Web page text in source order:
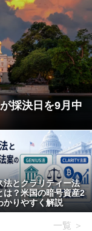
採決日を9月中
法とクラリティー法
は？米国の暗号資産2
かりやすく解説
一覧 ＞